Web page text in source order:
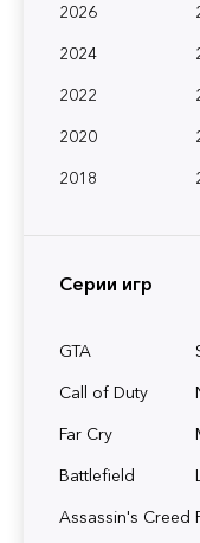
2026
2024
2022
2020
2018
Серии игр
GTA
Call of Duty
Far Cry
Battlefield
Assassin's Creed